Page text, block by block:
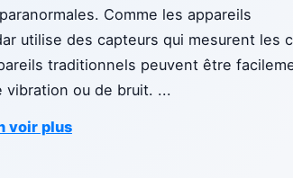
Comme les appareils
utilise des capteurs qui mesurent les
traditionnels peuvent être
vibration ou de bruit. ...
voir plus